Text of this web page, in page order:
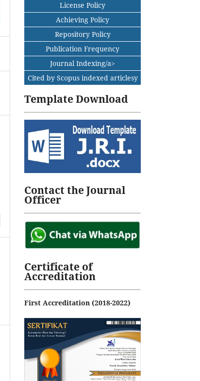
License Policy
Achieving Policy
Repository Policy
Publication Frequency
Journal Indexing/a>
Cited by Scopus indexed articlesy
Template Download
Contact the Journal
Officer
Certificate of
Accreditation
First Accreditation (2018-2022)